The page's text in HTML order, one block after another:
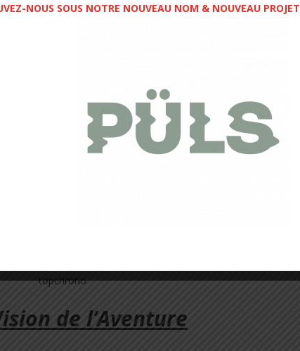
et sa Naissance
de l’Aventure
NOUS SOUS NOTRE NOUVEAU NOM & NOUVEAU PROJET